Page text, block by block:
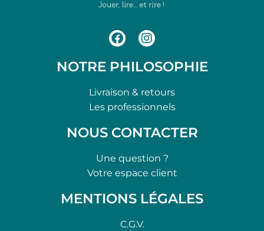
NOTRE PHILOSOPHIE
Livraison & retours
Les professionnels
NOUS CONTACTER
Une question ?
Votre espace client
MENTIONS LÉGALES
C.G.V.